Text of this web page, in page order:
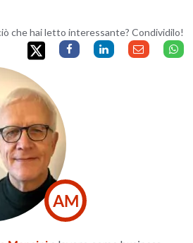
che hai letto interessante? Condividilo!
AM